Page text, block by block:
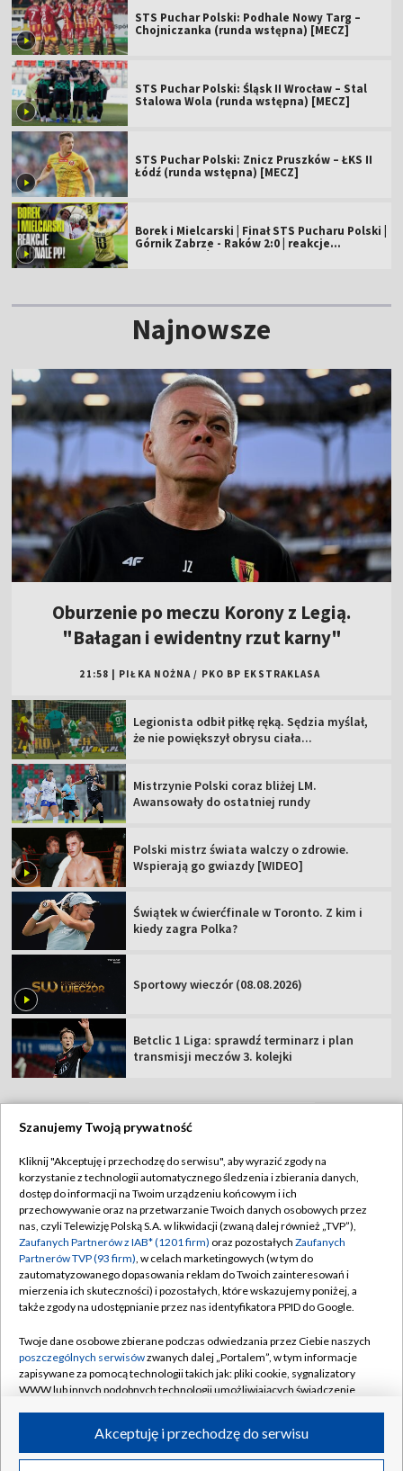
STS Puchar Polski: Podhale Nowy Targ –
Chojniczanka (runda wstępna) [MECZ]
STS Puchar Polski: Śląsk II Wrocław – Stal
Stalowa Wola (runda wstępna) [MECZ]
STS Puchar Polski: Znicz Pruszków – ŁKS II
Łódź (runda wstępna) [MECZ]
Borek i Mielcarski | Finał STS Pucharu Polski |
Górnik Zabrze - Raków 2:0 | reakcje
komentatorów
Najnowsze
Oburzenie po meczu Korony z Legią.
"Bałagan i ewidentny rzut karny"
21:58 PIŁKA NOŻNA / PKO BP EKSTRAKLASA
Legionista odbił piłkę ręką. Sędzia myślał,
że nie powiększył obrysu ciała...
Mistrzynie Polski coraz bliżej LM.
Awansowały do ostatniej rundy
Polski mistrz świata walczy o zdrowie.
Wspierają go gwiazdy [WIDEO]
Świątek w ćwierćfinale w Toronto. Z kim i
kiedy zagra Polka?
Sportowy wieczór (08.08.2026)
Betclic 1 Liga: sprawdź terminarz i plan
transmisji meczów 3. kolejki
Abonament TVP
Sklep TVP
Biuro Reklamy
Oferta Handlowa
Telegazeta ogłoszenia
Rada Programowa
Ogłoszenia przetargowe
Akademia Telewizyjna
Informacje o nadawcy
Regulamin TVP
Polityka prywatności
Moje zgody
Biuro reklamy
Kontakt
Kanały
©2026 Telewizja Polska Spółka Akcyjna w likwidacji
Szanujemy Twoją prywatność
Kliknij "Akceptuję i przechodzę do serwisu", aby wyrazić zgody na
korzystanie z technologii automatycznego śledzenia i zbierania danych,
dostęp do informacji na Twoim urządzeniu końcowym i ich
przechowywanie oraz na przetwarzanie Twoich danych osobowych przez
nas, czyli Telewizję Polską S.A. w likwidacji (zwaną dalej również „TVP”),
Zaufanych Partnerów z IAB* (1201 firm) oraz pozostałych Zaufanych
Partnerów TVP (93 firm), w celach marketingowych (w tym do
zautomatyzowanego dopasowania reklam do Twoich zainteresowań i
mierzenia ich skuteczności) i pozostałych, które wskazujemy poniżej, a
także zgody na udostępnianie przez nas identyfikatora PPID do Google.
Twoje dane osobowe zbierane podczas odwiedzania przez Ciebie naszych
poszczególnych serwisówzwanych dalej „Portalem”, w tym informacje
zapisywane za pomocą technologii takich jak: pliki cookie, sygnalizatory
WWW lub innych podobnych technologii umożliwiających świadczenie
ruchu w Internecie.Akceptuję i przechodzę do serwisu